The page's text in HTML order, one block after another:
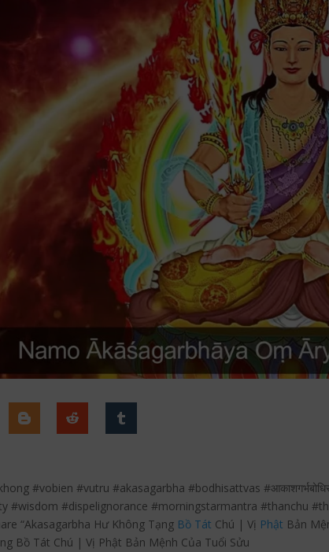
#vobien #vutru #akasagarbha #bodhisattvas
#wisdom #dispelignorance #morningstarmantra #thanchu
“Akasagarbha Hư Không Tạng Bồ Tát Chú | Vị Phật Bản
Bồ Tát Chú | Vị Phật Bản Mệnh Của Tuổi Sửu